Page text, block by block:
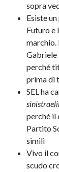
sopra
Esiste
Futuro e
marchio.
perché
prima di
SEL ha
perché
Partito
simili
Vivo il
scudo